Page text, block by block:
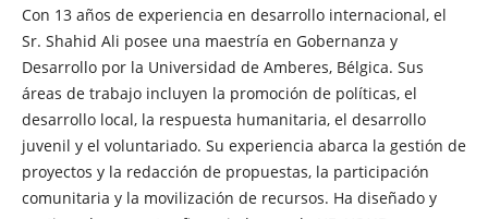
Con 13 años de experiencia en desarrollo internacional, el
Sr. Shahid Ali posee una maestría en Gobernanza y
Desarrollo por la Universidad de Amberes, Bélgica. Sus
áreas de trabajo incluyen la promoción de políticas, el
desarrollo local, la respuesta humanitaria, el desarrollo
juvenil y el voluntariado. Su experiencia abarca la gestión de
proyectos y la redacción de propuestas, la participación
comunitaria y la movilización de recursos. Ha diseñado y